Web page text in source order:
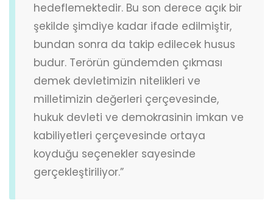
hedeflemektedir. Bu son derece açık bir
şekilde şimdiye kadar ifade edilmiştir,
bundan sonra da takip edilecek husus
budur. Terörün gündemden çıkması
demek devletimizin nitelikleri ve
milletimizin değerleri çerçevesinde,
hukuk devleti ve demokrasinin imkan ve
kabiliyetleri çerçevesinde ortaya
koyduğu seçenekler sayesinde
gerçekleştiriliyor.”